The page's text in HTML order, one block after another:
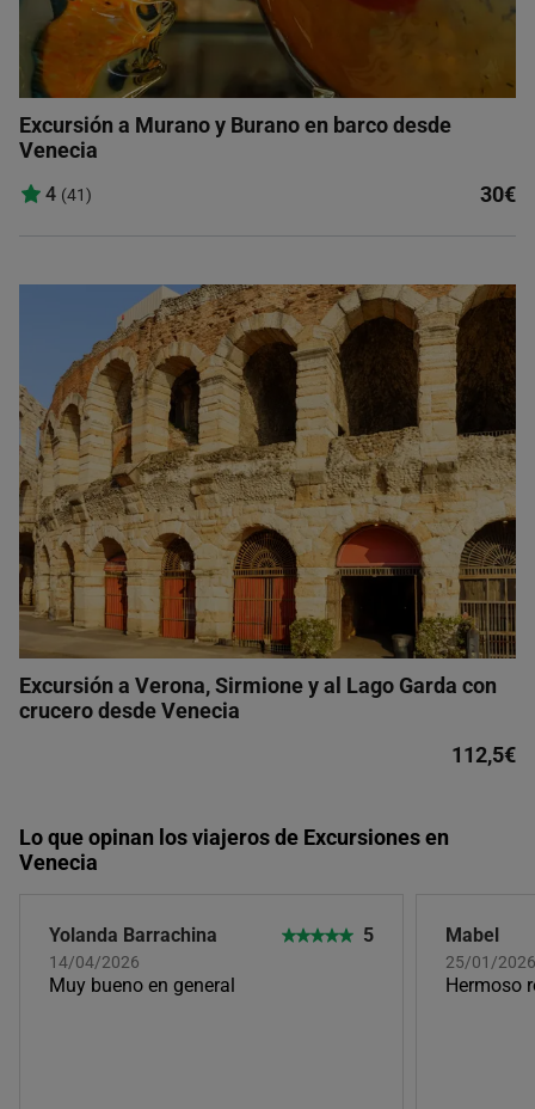
Excursión a Murano y Burano en barco desde
Venecia
4 (41) 30€
Excursión a Verona, Sirmione y al Lago Garda con
crucero desde Venecia
112,5€
Lo que opinan los viajeros de Excursiones en
Venecia
Yolanda Barrachina
14/04/2026
5
Muy bueno en general
Mabel
25/01/2026
Hermoso